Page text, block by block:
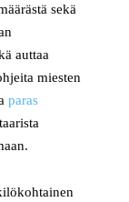
sekä
auttaa
miesten
paras